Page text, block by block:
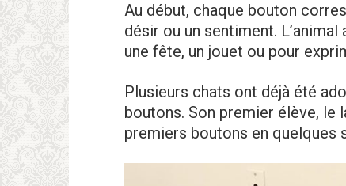
Au début, chaque bouton
désir ou un sentiment. L’animal
une fête, un jouet ou pour
Plusieurs chats ont déjà été
boutons. Son premier élève, le
premiers boutons en quelques